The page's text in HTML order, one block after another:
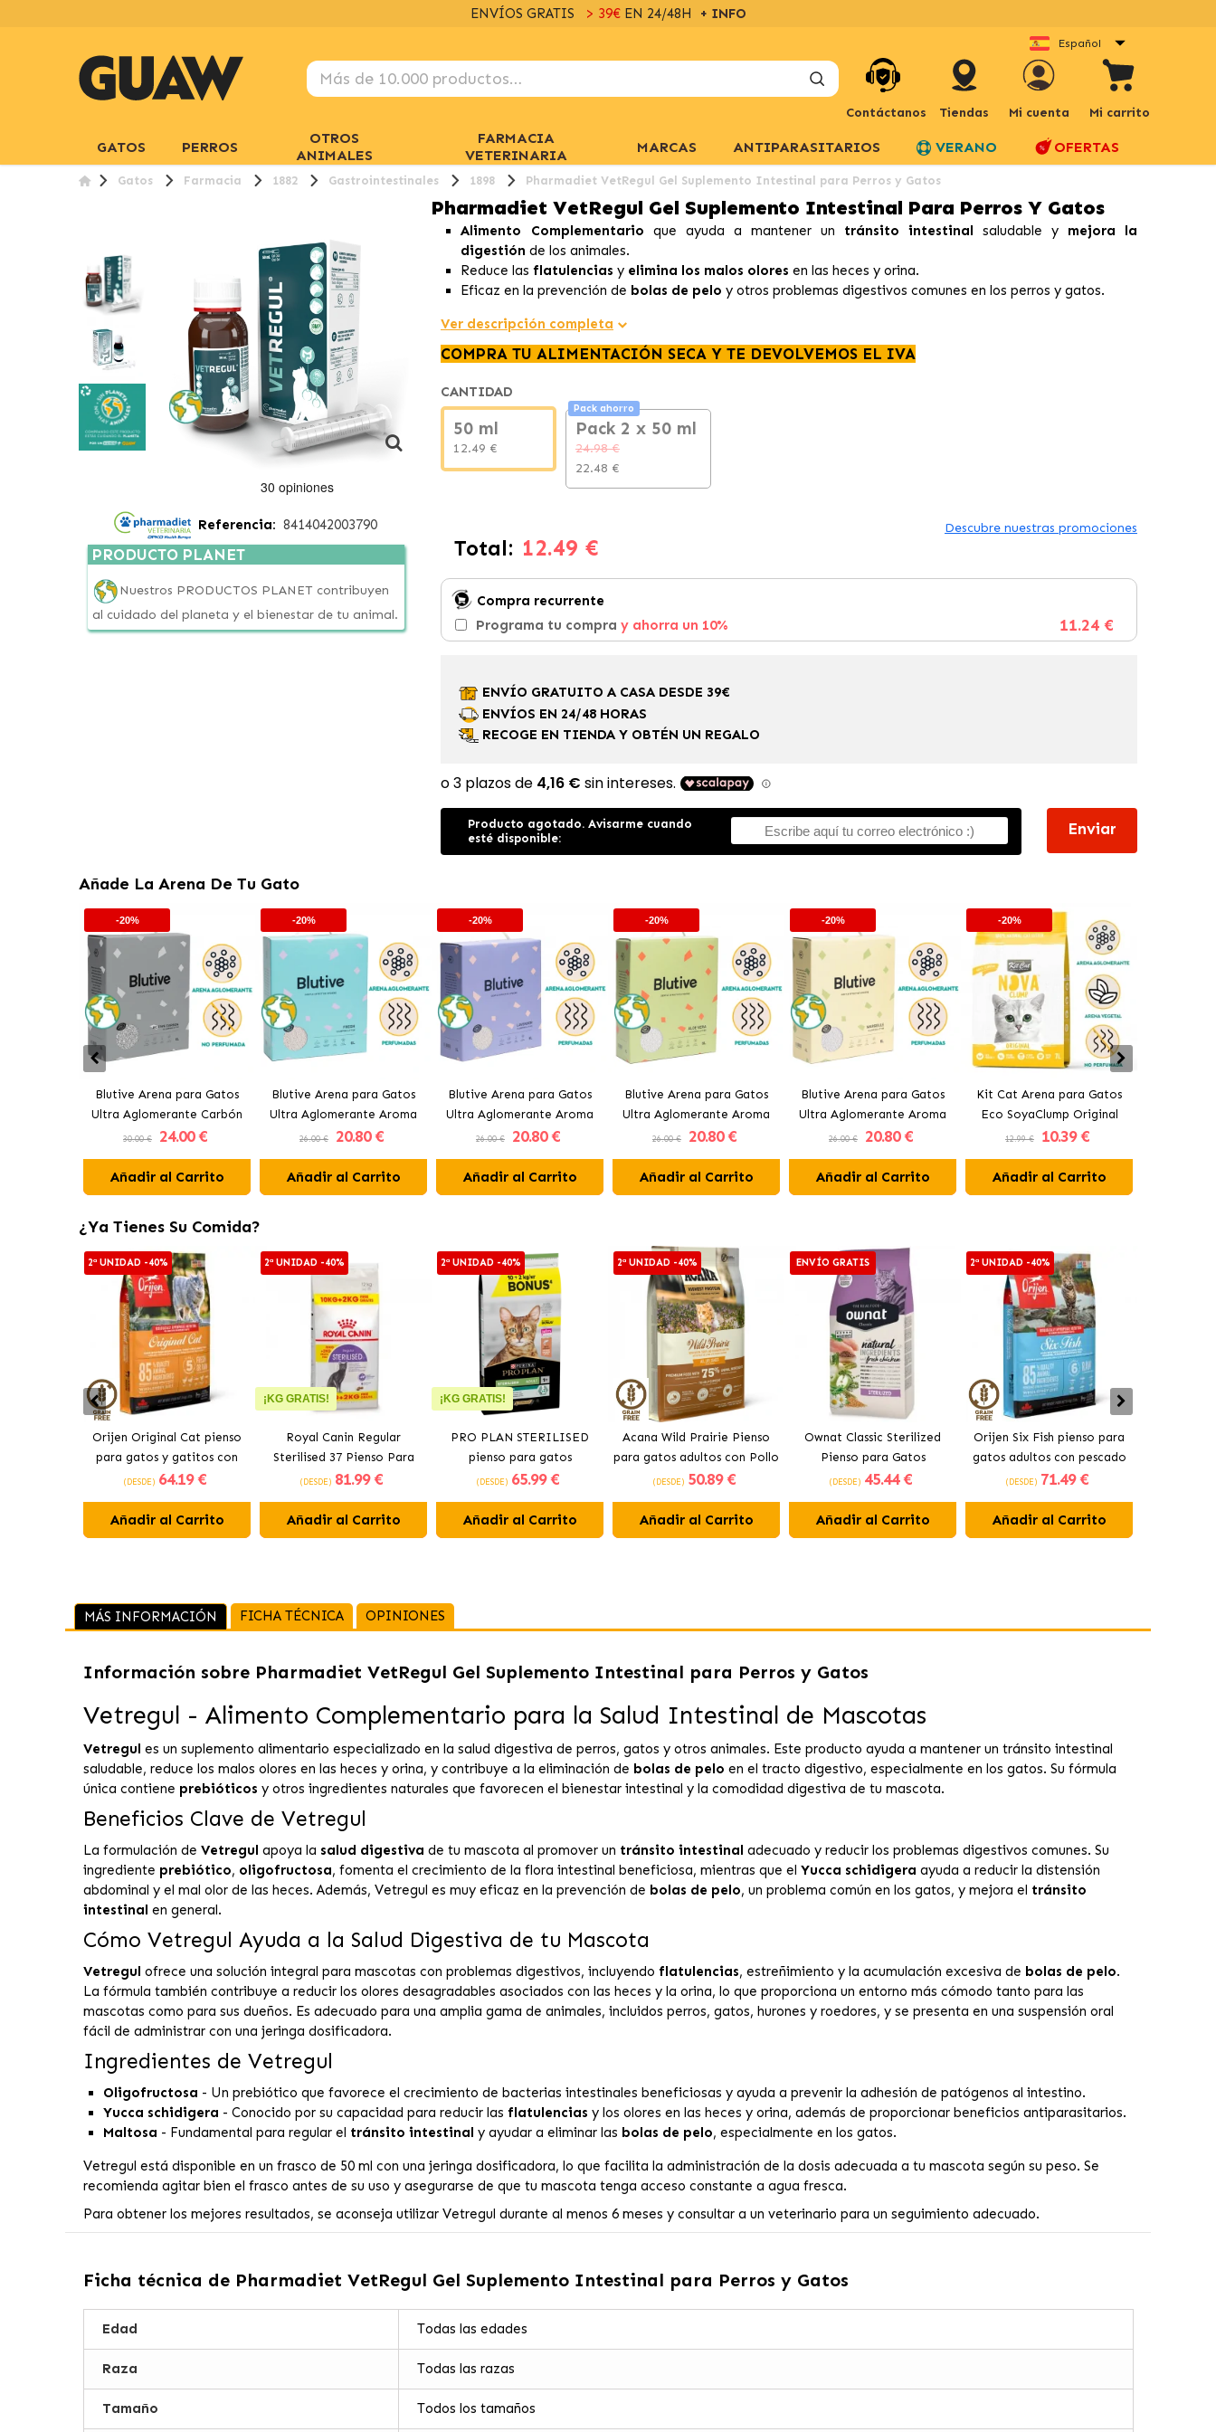
ENVÍOS GRATIS > 39€EN 24/48H + INFO
Español
Contáctanos Tiendas Mi cuenta Mi carrito
GATOS PERROS
OTROS
ANIMALES
FARMACIA
VETERINARIA
MARCAS ANTIPARASITARIOS VERANO OFERTAS
Gatos Farmacia 1882 Gastrointestinales 1898 Pharmadiet VetRegul Gel Suplemento Intestinal para Perros y Gatos
Pharmadiet VetRegul Gel Suplemento Intestinal Para Perros Y Gatos
Referencia: 8414042003790
PRODUCTO PLANET
Nuestros PRODUCTOS PLANET contribuyen
al cuidado del planeta y el bienestar de tu animal.
Alimento Complementario que ayuda a mantener un tránsito intestinal saludable y mejora la
digestión de los animales.
Reduce lasflatulencias y elimina los malos olores en las heces y orina.
Eficaz en la prevención de bolas de pelo y otros problemas digestivos comunes en los perros y gatos.
Ver descripción completa
COMPRA TU ALIMENTACIÓN SECA Y TE DEVOLVEMOS EL IVA
CANTIDAD
50 ml
12.49 €
Pack ahorro
Pack 2 x 50 ml
24.98 €
22.48 €
Descubre nuestras promociones
Total: 12.49 €
Compra recurrente
Programa tu compra y ahorra un 10% 11.24 €
ENVÍO GRATUITO A CASA DESDE 39€
ENVÍOS EN 24/48 HORAS
RECOGE EN TIENDA Y OBTÉN UN REGALO
Producto agotado. Avisarme cuando
esté disponible:
Enviar
Añade La Arena De Tu Gato
-20%
Blutive Arena para Gatos
Ultra Aglomerante Carbón
Activo
30.00 € 24.00 €
Añadir al Carrito
-20%
Blutive Arena para Gatos
Ultra Aglomerante Aroma
Fresh
26.00 € 20.80 €
Añadir al Carrito
-20%
Blutive Arena para Gatos
Ultra Aglomerante Aroma
Lavanda
26.00 € 20.80 €
Añadir al Carrito
-20%
Blutive Arena para Gatos
Ultra Aglomerante Aroma
Aloe Vera
26.00 € 20.80 €
Añadir al Carrito
-20%
Blutive Arena para Gatos
Ultra Aglomerante Aroma
Marsella
26.00 € 20.80 €
Añadir al Carrito
-20%
Kit Cat Arena para Gatos
Eco SoyaClump Original
12.99 € 10.39 €
Añadir al Carrito
¿Ya Tienes Su Comida?
2ª UNIDAD -40%
Orijen Original Cat pienso
para gatos y gatitos con
pollo
(DESDE) 64.19 €
Añadir al Carrito
2ª UNIDAD -40%
¡KG GRATIS!
Royal Canin Regular
Sterilised 37 Pienso Para
Gato Adulto Esterilizado
(DESDE) 81.99 €
Añadir al Carrito
2ª UNIDAD -40%
¡KG GRATIS!
PRO PLAN STERILISED
pienso para gatos
esterilizados con salmón
(DESDE) 65.99 €
Añadir al Carrito
2ª UNIDAD -40%
Acana Wild Prairie Pienso
para gatos adultos con Pollo
y Pavo
(DESDE) 50.89 €
Añadir al Carrito
ENVÍO GRATIS
Ownat Classic Sterilized
Pienso para Gatos
Esterilizados
(DESDE) 45.44 €
Añadir al Carrito
2ª UNIDAD -40%
Orijen Six Fish pienso para
gatos adultos con pescado
(DESDE) 71.49 €
Añadir al Carrito
MÁS INFORMACIÓN FICHA TÉCNICA OPINIONES
Información sobre Pharmadiet VetRegul Gel Suplemento Intestinal para Perros y Gatos
Vetregul - Alimento Complementario para la Salud Intestinal de Mascotas
Vetregul es un suplemento alimentario especializado en la salud digestiva de perros, gatos y otros animales. Este producto ayuda a mantener un tránsito intestinal
saludable, reduce los malos olores en las heces y orina, y contribuye a la eliminación de bolas de pelo en el tracto digestivo, especialmente en los gatos. Su fórmula
única contiene prebióticos y otros ingredientes naturales que favorecen el bienestar intestinal y la comodidad digestiva de tu mascota.
Beneficios Clave de Vetregul
La formulación de Vetregul apoya la salud digestiva de tu mascota al promover un tránsito intestinal adecuado y reducir los problemas digestivos comunes. Su
ingrediente prebiótico, oligofructosa, fomenta el crecimiento de la flora intestinal beneficiosa, mientras que el Yucca schidigera ayuda a reducir la distensión
abdominal y el mal olor de las heces. Además, Vetregul es muy eficaz en la prevención de bolas de pelo, un problema común en los gatos, y mejora el tránsito
intestinal en general.
Cómo Vetregul Ayuda a la Salud Digestiva de tu Mascota
Vetregul ofrece una solución integral para mascotas con problemas digestivos, incluyendo flatulencias, estreñimiento y la acumulación excesiva de bolas de pelo.
La fórmula también contribuye a reducir los olores desagradables asociados con las heces y la orina, lo que proporciona un entorno más cómodo tanto para las
mascotas como para sus dueños. Es adecuado para una amplia gama de animales, incluidos perros, gatos, hurones y roedores, y se presenta en una suspensión oral
fácil de administrar con una jeringa dosificadora.
Ingredientes de Vetregul
Oligofructosa - Un prebiótico que favorece el crecimiento de bacterias intestinales beneficiosas y ayuda a prevenir la adhesión de patógenos al intestino.
Yucca schidigera - Conocido por su capacidad para reducir las flatulencias y los olores en las heces y orina, además de proporcionar beneficios antiparasitarios.
Maltosa - Fundamental para regular el tránsito intestinal y ayudar a eliminar las bolas de pelo, especialmente en los gatos.
Vetregul está disponible en un frasco de 50 ml con una jeringa dosificadora, lo que facilita la administración de la dosis adecuada a tu mascota según su peso. Se
recomienda agitar bien el frasco antes de su uso y asegurarse de que tu mascota tenga acceso constante a agua fresca.
Para obtener los mejores resultados, se aconseja utilizar Vetregul durante al menos 6 meses y consultar a un veterinario para un seguimiento adecuado.
Ficha técnica de Pharmadiet VetRegul Gel Suplemento Intestinal para Perros y Gatos
Edad Todas las edades
Raza Todas las razas
Tamaño Todos los tamaños